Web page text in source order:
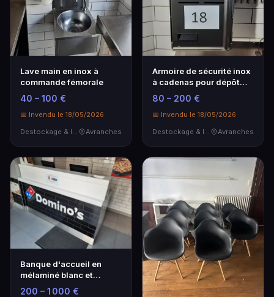
Lave main en inox à
commande fémorale
40 – 100 €
📅 Invendu le 18/05/2026
Destockage & Invendus
Avranches
Armoire de sécurité inox
à cadenas pour dépôt
d'argent liqui…
80 – 200 €
📅 Invendu le 18/05/2026
Destockage & Invendus
Avranches
Banque d'accueil en
mélaminé blanc et
carrelage métro logo D…
200 – 1 000 €